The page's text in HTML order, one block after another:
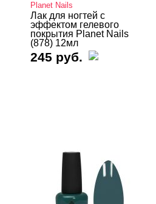
Cвернуть
Planet Nails
Лак для ногтей с
эффектом гелевого
покрытия Planet Nails
(878) 12мл
245 руб.